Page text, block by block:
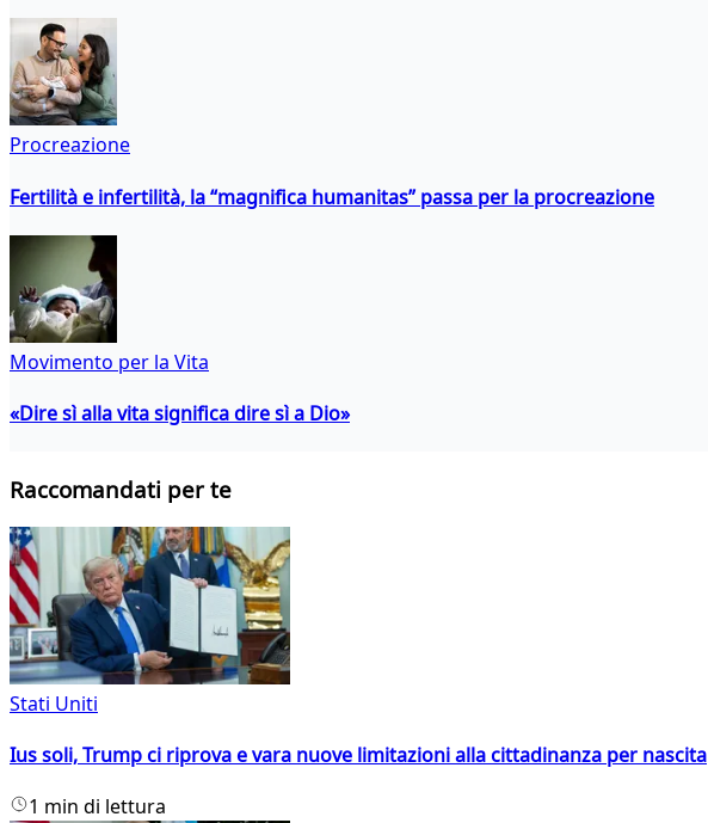
Procreazione
Fertilità e infertilità, la “magnifica humanitas” passa per la procreazione
Movimento per la Vita
«Dire sì alla vita significa dire sì a Dio»
Raccomandati per te
Stati Uniti
Ius soli, Trump ci riprova e vara nuove limitazioni alla cittadinanza per nascita
1 min di lettura